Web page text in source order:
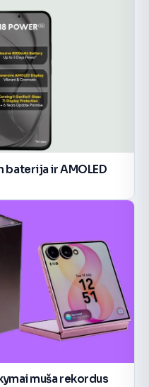
baterija ir AMOLED
muša rekordus